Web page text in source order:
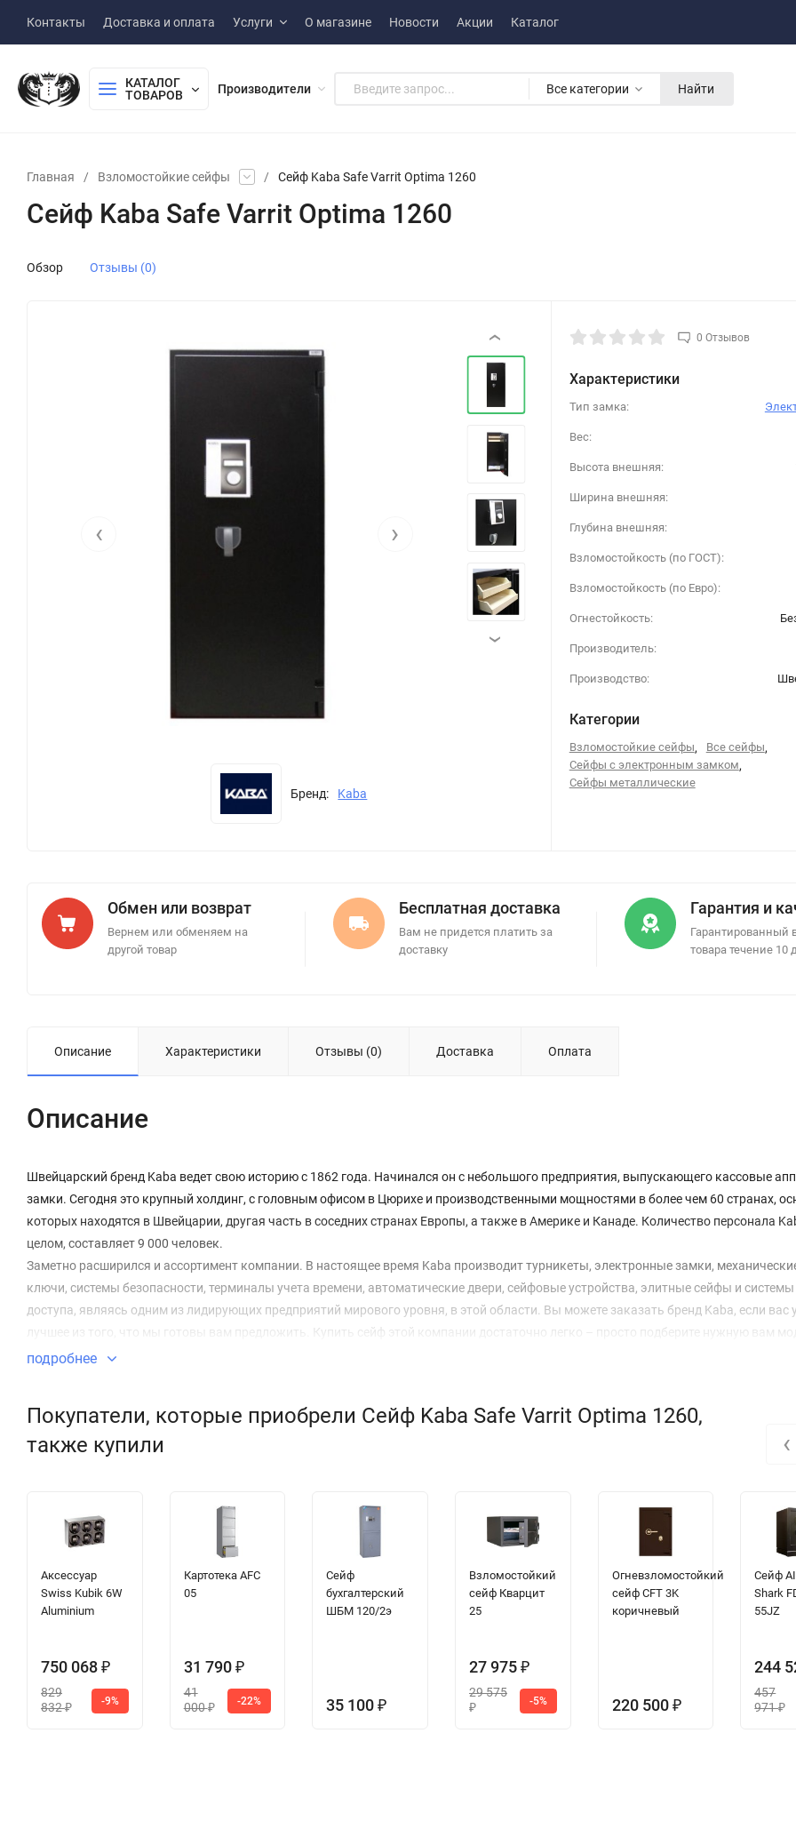
Контакты Доставка и оплата Услуги О магазине Новости Акции Каталог
КАТАЛОГ
ТОВАРОВ
Производители Все категории Найти
Главная / Взломостойкие сейфы / Сейф Kaba Safe Varrit Optima 1260
Сейф Kaba Safe Varrit Optima 1260
Обзор Отзывы (0)
‹ ›
‹
›
Бренд: Kaba
0 Отзывов
Характеристики
Тип замка:
Вес:
Высота внешняя:
Ширина внешняя:
Глубина внешняя:
Взломостойкость (по ГОСТ):
Взломостойкость (по Евро):
Огнестойкость:
Производитель:
Производство:
Категории
Взломостойкие сейфы, Все сейфы,
Сейфы с электронным замком,
Сейфы металлические
Обмен или возврат
Вернем или обменяем на
другой товар
Бесплатная доставка
Вам не придется платить за
доставку
Гарантия и
Гарантированный
товара течение 10
Описание Характеристики Отзывы (0) Доставка Оплата
Описание
Швейцарский бренд Kaba ведет свою историю с 1862 года. Начинался он с небольшого предприятия, выпускающего кассовые
замки. Сегодня это крупный холдинг, с головным офисом в Цюрихе и производственными мощностями в более чем 60 странах,
которых находятся в Швейцарии, другая часть в соседних странах Европы, а также в Америке и Канаде. Количество персонала
целом, составляет 9 000 человек.
Заметно расширился и ассортимент компании. В настоящее время Kaba производит турникеты, электронные замки,
ключи, системы безопасности, терминалы учета времени, автоматические двери, сейфовые устройства, элитные сейфы и
доступа, являясь одним из лидирующих предприятий мирового уровня, в этой области. Вы можете заказать бренд Kaba, если вас
лучшее из того, что мы готовы вам предложить. Купить сейф этой компании достаточно легко – просто подберите нужную вам
каталога, и обратитесь к нашим менеджерам – они помогут оформить, оплатить и получить товар.
продуктов.
подробнее
Покупатели, которые приобрели Сейф Kaba Safe Varrit Optima 1260,
также купили
Аксессуар
Swiss Kubik 6W
Aluminium
750 068 ₽
829
832₽
-9%
Картотека AFC
05
31 790 ₽
41
000₽
-22%
Сейф
бухгалтерский
ШБМ 120/2э
35 100₽
Взломостойкий
сейф Кварцит
25
27 975 ₽
29 575
₽
-5%
Огневзломостойкий
сейф CFT 3K
коричневый
220 500 ₽
Сейф
Shark
55JZ
244
457
971₽
‹